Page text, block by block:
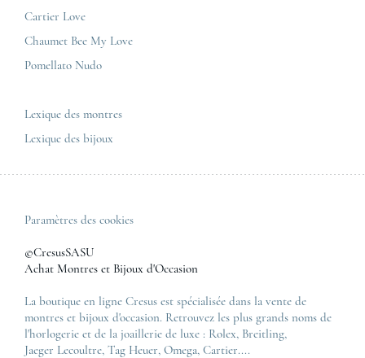
Nous contacter
Zénith
Tous les modèles de luxe
Cartier Love
Chaumet Bee My Love
Pomellato Nudo
Lexique des montres
Lexique des bijoux
Paramètres des cookies
©CresusSASU
Achat Montres et Bijoux d'Occasion
La boutique en ligne Cresus est spécialisée dans la vente de
montres et bijoux d'occasion. Retrouvez les plus grands noms de
l'horlogerie et de la joaillerie de luxe : Rolex, Breitling,
Jaeger Lecoultre, Tag Heuer, Omega, Cartier....